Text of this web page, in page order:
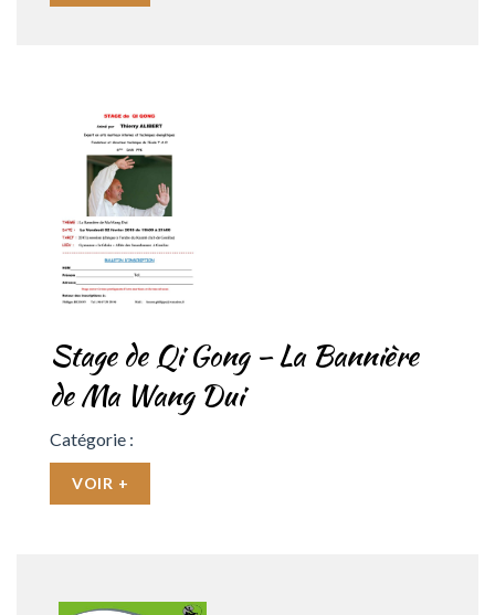
Stage de Qi Gong – La Bannière
de Ma Wang Dui
Catégorie :
VOIR +